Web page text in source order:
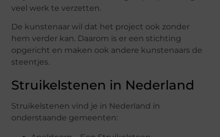
veel werk te verzetten.
De kunstenaar wil dat het project ook zonder
hem verder kan. Daarom is er een stichting
opgericht en maken ook andere kunstenaars de
steentjes.
Struikelstenen in Nederland
Struikelstenen vind je in Nederland in
onderstaande gemeenten: